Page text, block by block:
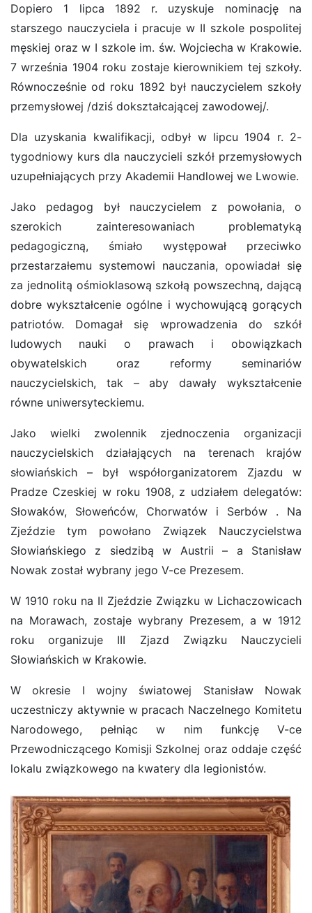
Dopiero 1 lipca 1892 r. uzyskuje nominację na
starszego nauczyciela i pracuje w II szkole pospolitej
męskiej oraz w I szkole im. św. Wojciecha w Krakowie.
7 września 1904 roku zostaje kierownikiem tej szkoły.
Równocześnie od roku 1892 był nauczycielem szkoły
przemysłowej /dziś dokształcającej zawodowej/.
Dla uzyskania kwalifikacji, odbył w lipcu 1904 r. 2-
tygodniowy kurs dla nauczycieli szkół przemysłowych
uzupełniających przy Akademii Handlowej we Lwowie.
Jako pedagog był nauczycielem z powołania, o
szerokich zainteresowaniach problematyką
pedagogiczną, śmiało występował przeciwko
przestarzałemu systemowi nauczania, opowiadał się
za jednolitą ośmioklasową szkołą powszechną, dającą
dobre wykształcenie ogólne i wychowującą gorących
patriotów. Domagał się wprowadzenia do szkół
ludowych nauki o prawach i obowiązkach
obywatelskich oraz reformy seminariów
nauczycielskich, tak – aby dawały wykształcenie
równe uniwersyteckiemu.
Jako wielki zwolennik zjednoczenia organizacji
nauczycielskich działających na terenach krajów
słowiańskich – był współorganizatorem Zjazdu w
Pradze Czeskiej w roku 1908, z udziałem delegatów:
Słowaków, Słoweńców, Chorwatów i Serbów . Na
Zjeździe tym powołano Związek Nauczycielstwa
Słowiańskiego z siedzibą w Austrii – a Stanisław
Nowak został wybrany jego V-ce Prezesem.
W 1910 roku na II Zjeździe Związku w Lichaczowicach
na Morawach, zostaje wybrany Prezesem, a w 1912
roku organizuje III Zjazd Związku Nauczycieli
Słowiańskich w Krakowie.
W okresie I wojny światowej Stanisław Nowak
uczestniczy aktywnie w pracach Naczelnego Komitetu
Narodowego, pełniąc w nim funkcję V-ce
Przewodniczącego Komisji Szkolnej oraz oddaje część
lokalu związkowego na kwatery dla legionistów.